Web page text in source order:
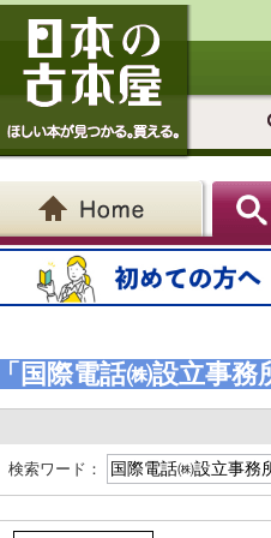
「国際電話㈱設立事務
検索ワード：